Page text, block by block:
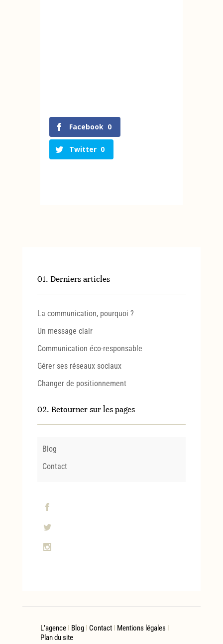
Facebook 0
Twitter 0
01. Derniers articles
La communication, pourquoi ?
Un message clair
Communication éco-responsable
Gérer ses réseaux sociaux
Changer de positionnement
02. Retourner sur les pages
Blog
Contact
L’agence I BlogI ContactI Mentions légales I
Plan du site